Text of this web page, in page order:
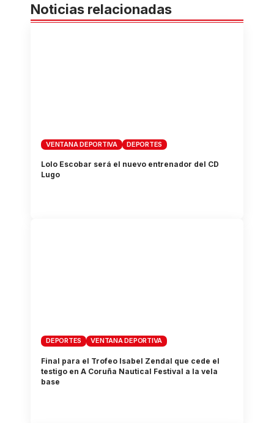
Noticias relacionadas
VENTANA DEPORTIVA DEPORTES
Lolo Escobar será el nuevo entrenador del CD
Lugo
DEPORTES VENTANA DEPORTIVA
Final para el Trofeo Isabel Zendal que cede el
testigo en A Coruña Nautical Festival a la vela
base